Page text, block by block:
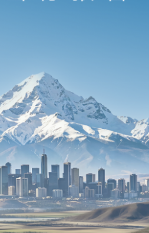
，开启率 93.8%
到离不开，成为用户出行刚